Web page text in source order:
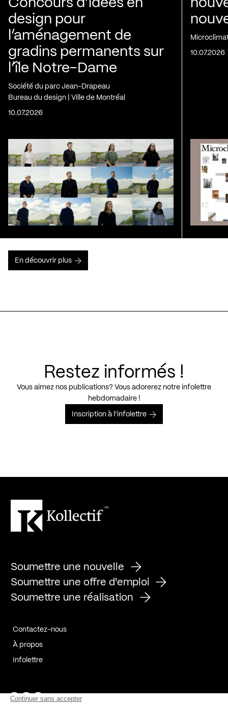
Concours d’idées en
design pour
l’aménagement de
gradins permanents sur
l’île Notre-Dame
Société du parc Jean-Drapeau
Bureau du design | Ville de Montréal
10.07.2026
10.07.2026
En découvrir plus
Restez informés !
Vous aimez nos publications? Vous adorerez notre infolettre
hebdomadaire !
Inscription à l’infolettre
Soumettre une nouvelle
Soumettre une offre d'emploi
Soumettre une réalisation
Contactez-nous
À propos
Infolettre
Page Facebook de Kollectif
Page Instagram de Kollectif
Page Linkedin de Kollectif